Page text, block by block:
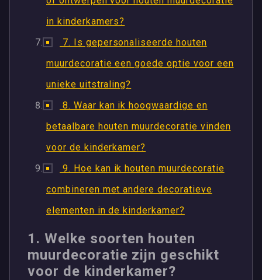
in kinderkamers?
7. Is gepersonaliseerde houten
muurdecoratie een goede optie voor een
unieke uitstraling?
8. Waar kan ik hoogwaardige en
betaalbare houten muurdecoratie vinden
voor de kinderkamer?
9. Hoe kan ik houten muurdecoratie
combineren met andere decoratieve
elementen in de kinderkamer?
1. Welke soorten houten
muurdecoratie zijn geschikt
voor de kinderkamer?